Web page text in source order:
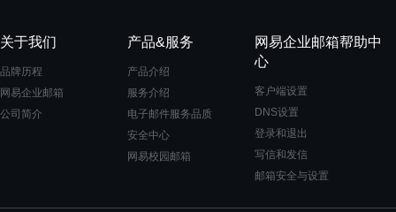
关于我们
品牌历程
网易企业邮箱
公司简介
产品&服务
产品介绍
服务介绍
电子邮件服务品质
安全中心
网易校园邮箱
网易企业邮箱帮助中
心
客户端设置
DNS设置
登录和退出
写信和发信
邮箱安全与设置